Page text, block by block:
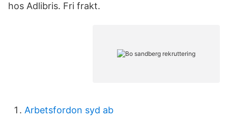
hos Adlibris. Fri frakt.
Arbetsfordon syd ab